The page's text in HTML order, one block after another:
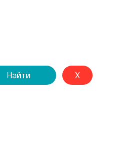
Найти X